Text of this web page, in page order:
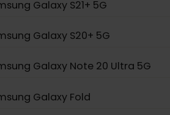
Samsung Galaxy S23+
Samsung Galaxy S22+ 5G
Samsung Galaxy S21+ 5G